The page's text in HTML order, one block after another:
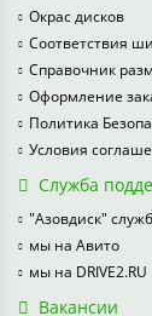
Окрас дисков
Соответствия
Справочник
Оформление
Политика
Условия
Служба
"Азовдиск"
мы на Авито
мы на DRIVE2.RU
Вакансии